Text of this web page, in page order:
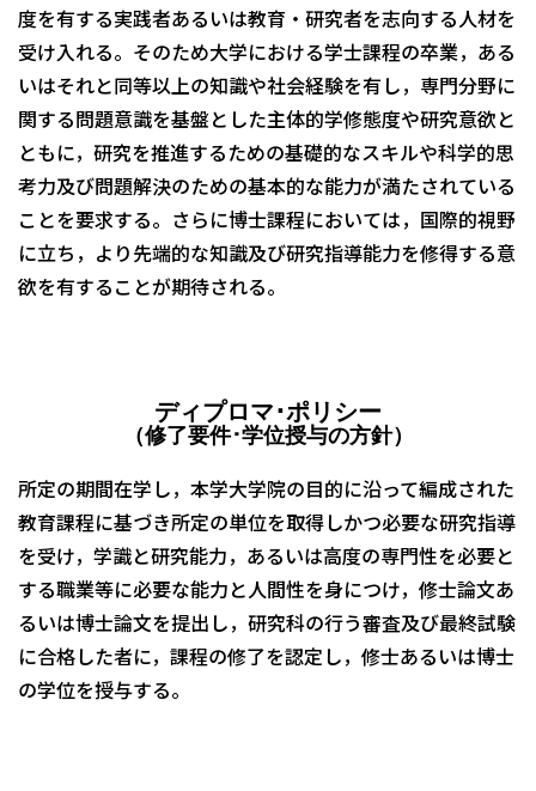
度を有する実践者あるいは教育・研究者を志向する人材を
受け入れる。そのため大学における学士課程の卒業，ある
いはそれと同等以上の知識や社会経験を有し，専門分野に
関する問題意識を基盤とした主体的学修態度や研究意欲と
ともに，研究を推進するための基礎的なスキルや科学的思
考力及び問題解決のための基本的な能力が満たされている
ことを要求する。さらに博士課程においては，国際的視野
に立ち，より先端的な知識及び研究指導能力を修得する意
欲を有することが期待される。
ディプロマ･ポリシー
（修了要件･学位授与の方針）
所定の期間在学し，本学大学院の目的に沿って編成された
教育課程に基づき所定の単位を取得しかつ必要な研究指導
を受け，学識と研究能力，あるいは高度の専門性を必要と
する職業等に必要な能力と人間性を身につけ，修士論文あ
るいは博士論文を提出し，研究科の行う審査及び最終試験
に合格した者に，課程の修了を認定し，修士あるいは博士
の学位を授与する。